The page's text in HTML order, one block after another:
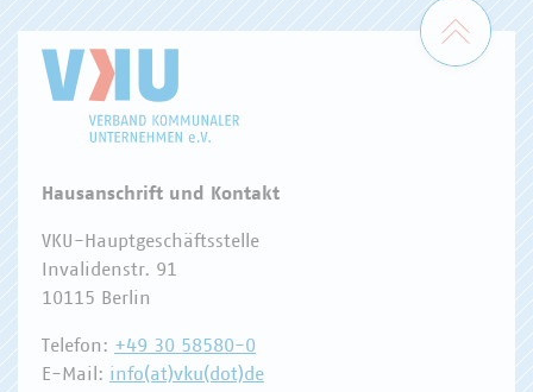
Zum
Hausanschrift und Kontakt
VKU-Hauptgeschäftsstelle
Invalidenstr. 91
10115 Berlin
Telefon: +49 30 58580-0
E-Mail: info(at)vku(dot)de